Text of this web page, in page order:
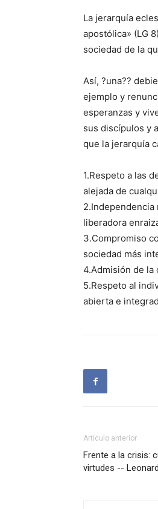
La jerarquía
apostólica» (LG
sociedad de la
Así, ?una??
ejemplo y
esperanzas y
sus discípulos y
que la jerarquía
1.Respeto a las
alejada de
liberadora
3.Compromiso
sociedad más
4.Admisión de la
5.Respeto al
abierta e
Artículo anterior
Frente a la crisis:
virtudes --